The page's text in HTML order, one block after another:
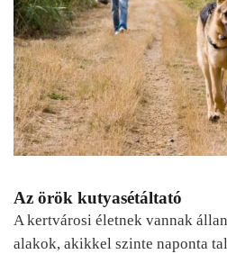
Az örök kutyasétáltató
A kertvárosi életnek vannak
alakok, akikkel szinte naponta